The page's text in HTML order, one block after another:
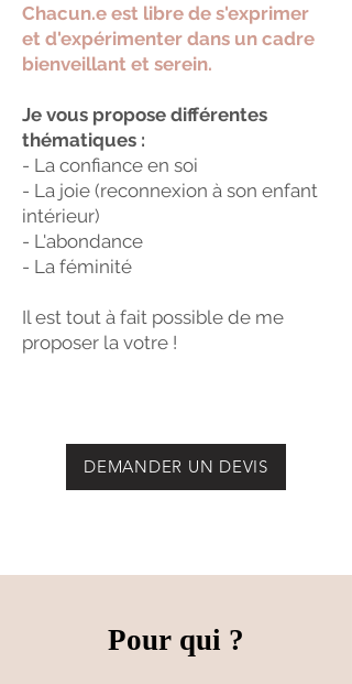
Chacun.e est libre de s'exprimer
et d'expérimenter dans un cadre
bienveillant et serein.
Je vous propose différentes
thématiques :
- La confiance en soi
- La joie (reconnexion à son enfant
intérieur)
- L'abondance
- La féminité
Il est tout à fait possible de me
proposer la votre !
DEMANDER UN DEVIS
Pour qui ?